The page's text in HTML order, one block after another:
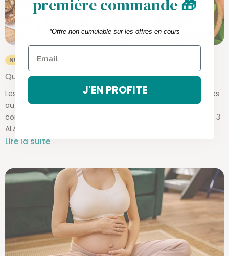
NUTRITION
Qu’est qu’un Oméga 3 ?
Les Omega 3 sont des acides gras essentiels indispensables
au bon fonctionnement de notre organisme. Mais
connaissez-vous la différence entre les différents Oméga 3
ALA, EPA et DHA ?
Lire la suite
première commande🎁
*Offre non-cumulable sur les offres en cours
J'EN PROFITE